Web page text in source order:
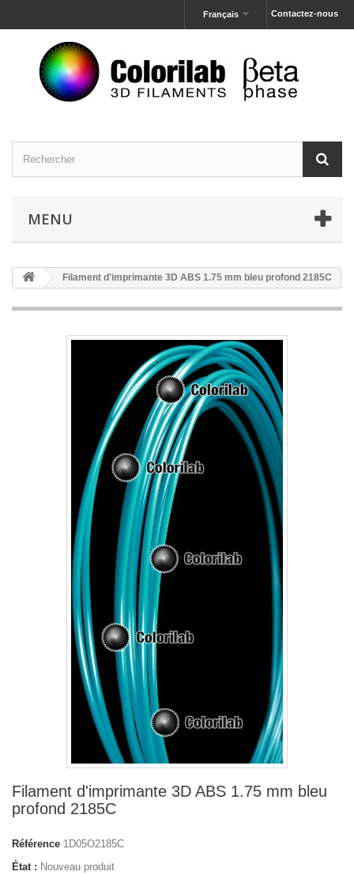
Contactez-nous
Français
MENU
Filament d'imprimante 3D ABS 1.75 mm bleu profond 2185C
Filament d'imprimante 3D ABS 1.75 mm bleu
profond 2185C
Référence 1D05O2185C
État : Nouveau produit